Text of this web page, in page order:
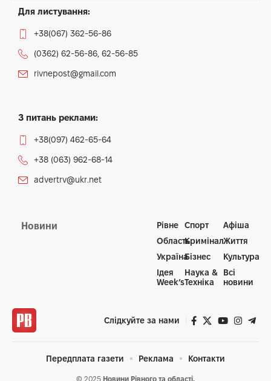
Для листування:
+38(067) 362-56-86
(0362) 62-56-86, 62-56-85
rivnepost@gmail.com
З питань реклами:
+38(097) 462-65-64
+38 (063) 962-68-14
advertrv@ukr.net
Новини
Рівне
Область
Україна
Ідея
Week’s
Спорт
Кримінал
Бізнес
Наука &
Техніка
Афіша
Життя
Культура
Всі
новини
Слідкуйте за нами
© 2025 Новини Рівного та області.
Передплата газети Реклама Контакти